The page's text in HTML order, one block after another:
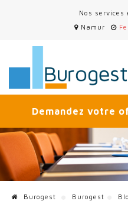
Nos services
Namur
Demandez votre
Burogest Burogest